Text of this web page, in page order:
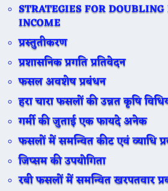
STRATEGIES FOR
INCOME
प्रस्तुतीकरण
प्रशासनिक प्रगति प्रतिवेदन
फसल अवशेष प्रबंधन
हरा चारा फसलों की उन्नत कृषि
गर्मी की जुताई एक फायदे अनेक
फसलों में समन्वित कीट एवं व्याधि
जिप्सम की उपयोगिता
रबी फसलों में समन्वित खरपतवार